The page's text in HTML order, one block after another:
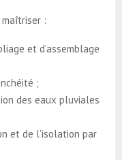
:
et d’assemblage
;
des eaux pluviales
et de l’isolation par